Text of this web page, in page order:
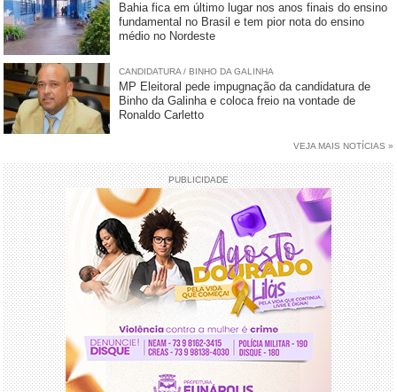
Bahia fica em último lugar nos anos finais do ensino
fundamental no Brasil e tem pior nota do ensino
médio no Nordeste
CANDIDATURA / BINHO DA GALINHA
MP Eleitoral pede impugnação da candidatura de
Binho da Galinha e coloca freio na vontade de
Ronaldo Carletto
VEJA MAIS NOTÍCIAS »
PUBLICIDADE